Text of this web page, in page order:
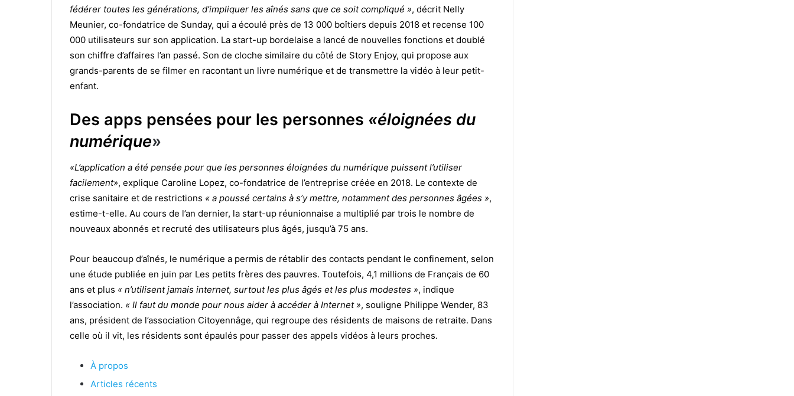
fédérer toutes les générations, d’impliquer les aînés sans que ce soit compliqué », décrit Nelly
Meunier, co-fondatrice de Sunday, qui a écoulé près de 13 000 boîtiers depuis 2018 et recense 100
000 utilisateurs sur son application. La start-up bordelaise a lancé de nouvelles fonctions et doublé
son chiffre d’affaires l’an passé. Son de cloche similaire du côté de Story Enjoy, qui propose aux
grands-parents de se filmer en racontant un livre numérique et de transmettre la vidéo à leur petit-
enfant.
Des apps pensées pour les personnes «éloignées du
numérique»
«L’application a été pensée pour que les personnes éloignées du numérique puissent l’utiliser
facilement», explique Caroline Lopez, co-fondatrice de l’entreprise créée en 2018. Le contexte de
crise sanitaire et de restrictions « a poussé certains à s’y mettre, notamment des personnes âgées »,
estime-t-elle. Au cours de l’an dernier, la start-up réunionnaise a multiplié par trois le nombre de
nouveaux abonnés et recruté des utilisateurs plus âgés, jusqu’à 75 ans.
Pour beaucoup d’aînés, le numérique a permis de rétablir des contacts pendant le confinement, selon
une étude publiée en juin par Les petits frères des pauvres. Toutefois, 4,1 millions de Français de 60
ans et plus « n’utilisent jamais internet, surtout les plus âgés et les plus modestes », indique
l’association. « Il faut du monde pour nous aider à accéder à Internet », souligne Philippe Wender, 83
ans, président de l’association Citoyennâge, qui regroupe des résidents de maisons de retraite. Dans
celle où il vit, les résidents sont épaulés pour passer des appels vidéos à leurs proches.
À propos
Articles récents